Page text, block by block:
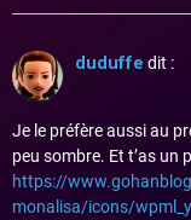
duduffe dit :
Je le préfère aussi au
peu sombre. Et t’as un
https://
monalisa/icons/